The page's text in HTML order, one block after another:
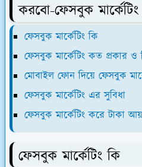
করবো-ফেসবুক মার্কেটিং
ফেসবুক মার্কেটিং কি
ফেসবুক মার্কেটিং কত প্রকার ও
মোবাইল ফোন দিয়ে ফেসবুক
ফেসবুক মার্কেটিং এর সুবিধা
ফেসবুক মার্কেটিং করে টাকা
ফেসবুক মার্কেটিং কি